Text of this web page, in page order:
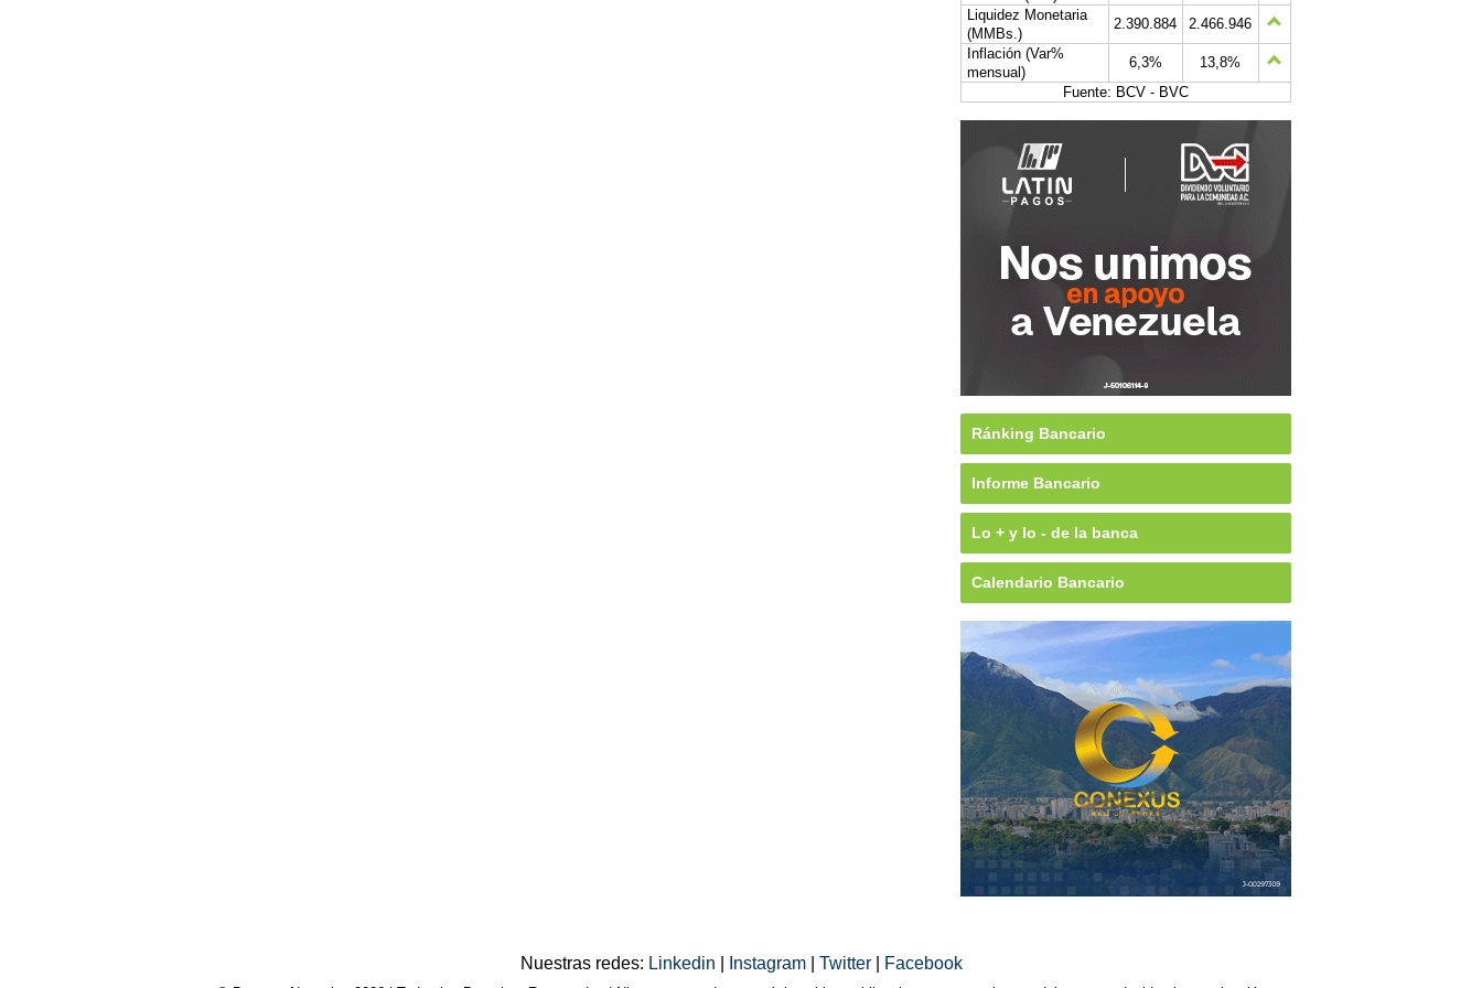
Liquidez Monetaria
(MMBs.)
2.390.884
2.466.946
Inflación (Var%
mensual)
6,3%
13,8%
Fuente: BCV - BVC
Ránking Bancario
Informe Bancario
Lo + y lo - de la banca
Calendario Bancario
Nuestras redes: Linkedin Instagram Twitter Facebook